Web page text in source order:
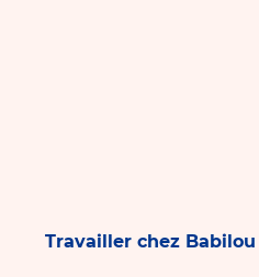
Travailler chez Babilou